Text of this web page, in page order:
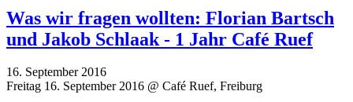
Was wir fragen wollten: Florian Bartsch
und Jakob Schlaak - 1 Jahr Café Ruef
16. September 2016
Freitag 16. September 2016 @ Café Ruef, Freiburg